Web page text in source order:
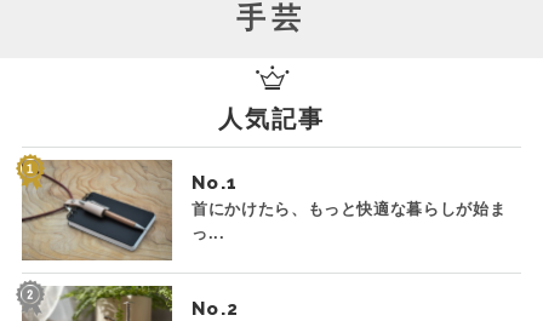
手芸
人気記事
No.
首にかけたら、もっと快適な暮らしが始ま
っ...
No.